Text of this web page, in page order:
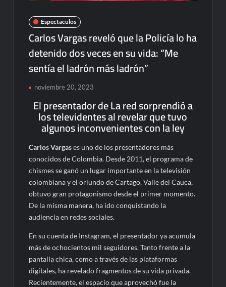
Espectaculos
Carlos Vargas reveló que la Policía lo ha
detenido dos veces en su vida: “Me
sentía el ladrón más ladrón”
noviembre 20, 2023
El presentador de La red sorprendió a
los televidentes al revelar que tuvo
algunos inconvenientes con la ley
Carlos Vargases uno de los presentadores más
conocidos de Colombia. Desde 2011, el programa de
chismes se ganó un lugar importante en la televisión
colombiana y el oriundo de Cartago, Valle del Cauca,
obtuvo gran protagonismo desde el primer momento.
De la misma manera, ha ido conquistando la
audiencia en redes sociales.
En su cuenta de Instagram, el presentador ya acumula
más de ochocientos mil seguidores. Tanto frente a la
pantalla chica, como a través de las plataformas
digitales, ha revelado fragmentos de su vida privada.
Recientemente, el espacio que aprovechó fue la